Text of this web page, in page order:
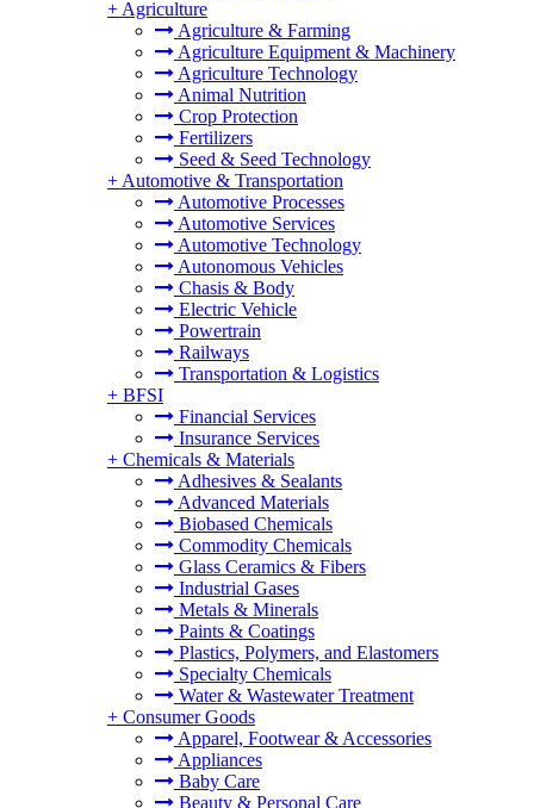
+ Agriculture
Agriculture & Farming
Agriculture Equipment & Machinery
Agriculture Technology
Animal Nutrition
Crop Protection
Fertilizers
Seed & Seed Technology
+ Automotive & Transportation
Automotive Processes
Automotive Services
Automotive Technology
Autonomous Vehicles
Chasis & Body
Electric Vehicle
Powertrain
Railways
Transportation & Logistics
+ BFSI
Financial Services
Insurance Services
+ Chemicals & Materials
Adhesives & Sealants
Advanced Materials
Biobased Chemicals
Commodity Chemicals
Glass Ceramics & Fibers
Industrial Gases
Metals & Minerals
Paints & Coatings
Plastics, Polymers, and Elastomers
Specialty Chemicals
Water & Wastewater Treatment
+ Consumer Goods
Apparel, Footwear & Accessories
Appliances
Baby Care
Beauty & Personal Care